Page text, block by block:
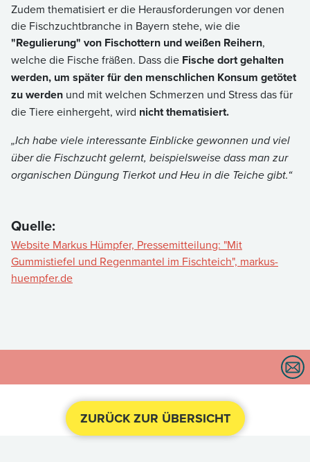
Zudem thematisiert er die Herausforderungen vor denen
die Fischzuchtbranche in Bayern stehe, wie die
"Regulierung" von Fischottern und weißen Reihern,
welche die Fische fräßen. Dass die Fische dort gehalten
werden, um später für den menschlichen Konsum getötet
zu werden und mit welchen Schmerzen und Stress das für
die Tiere einhergeht, wird nicht thematisiert.
„Ich habe viele interessante Einblicke gewonnen und viel
über die Fischzucht gelernt, beispielsweise dass man zur
organischen Düngung Tierkot und Heu in die Teiche gibt.“
Quelle:
Website Markus Hümpfer, Pressemitteilung: "Mit
Gummistiefel und Regenmantel im Fischteich", markus-
huempfer.de
ZURÜCK ZUR ÜBERSICHT